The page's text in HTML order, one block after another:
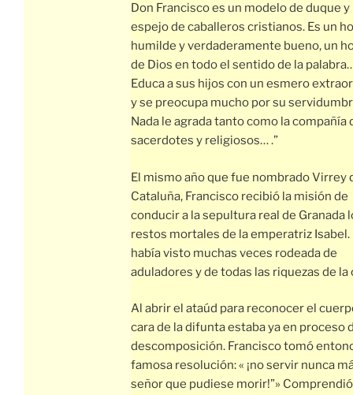
Don Francisco es un modelo de duque y
espejo de caballeros cristianos. Es un
humilde y verdaderamente bueno, un
de Dios en todo el sentido de la
Educa a sus hijos con un esmero
y se preocupa mucho por su
Nada le agrada tanto como la compañía
sacerdotes y religiosos… .”
El mismo año que fue nombrado Virrey
Cataluña, Francisco recibió la misión de
conducir a la sepultura real de Granada
restos mortales de la emperatriz Isabel.
había visto muchas veces rodeada de
aduladores y de todas las riquezas de la
Al abrir el ataúd para reconocer el
cara de la difunta estaba ya en proceso
descomposición. Francisco tomó
famosa resolución: « ¡no servir nunca
señor que pudiese morir!”» Comprendió